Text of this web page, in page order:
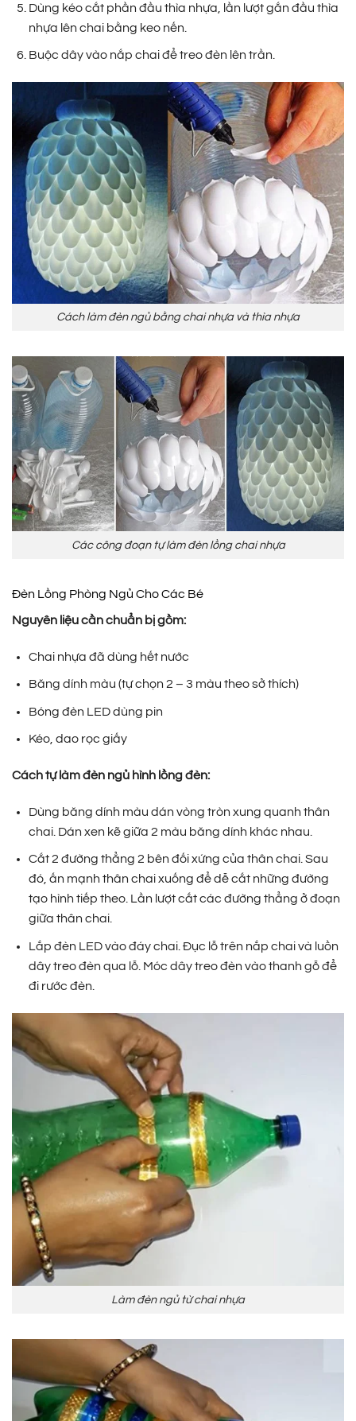
Dùng kéo cắt phần đầu thìa nhựa, lần lượt gắn đầu thìa
nhựa lên chai bằng keo nến.
Buộc dây vào nắp chai để treo đèn lên trần.
Cách làm đèn ngủ bằng chai nhựa và thìa nhựa
Các công đoạn tự làm đèn lồng chai nhựa
Đèn Lồng Phòng Ngủ Cho Các Bé
Nguyên liệu cần chuẩn bị gồm:
Chai nhựa đã dùng hết nước
Băng dính màu (tự chọn 2 – 3 màu theo sở thích)
Bóng đèn LED dùng pin
Kéo, dao rọc giấy
Cách tự làm đèn ngủ hình lồng đèn:
Dùng băng dính màu dán vòng tròn xung quanh thân
chai. Dán xen kẽ giữa 2 màu băng dính khác nhau.
Cắt 2 đường thẳng 2 bên đối xứng của thân chai. Sau
đó, ấn mạnh thân chai xuống để dễ cắt những đường
tạo hình tiếp theo. Lần lượt cắt các đường thẳng ở đoạn
giữa thân chai.
Lắp đèn LED vào đáy chai. Đục lỗ trên nắp chai và luồn
dây treo đèn qua lỗ. Móc dây treo đèn vào thanh gỗ để
đi rước đèn.
Làm đèn ngủ từ chai nhựa